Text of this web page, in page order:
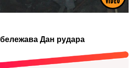
VIDEO
oca, a šta od majke? Sve što